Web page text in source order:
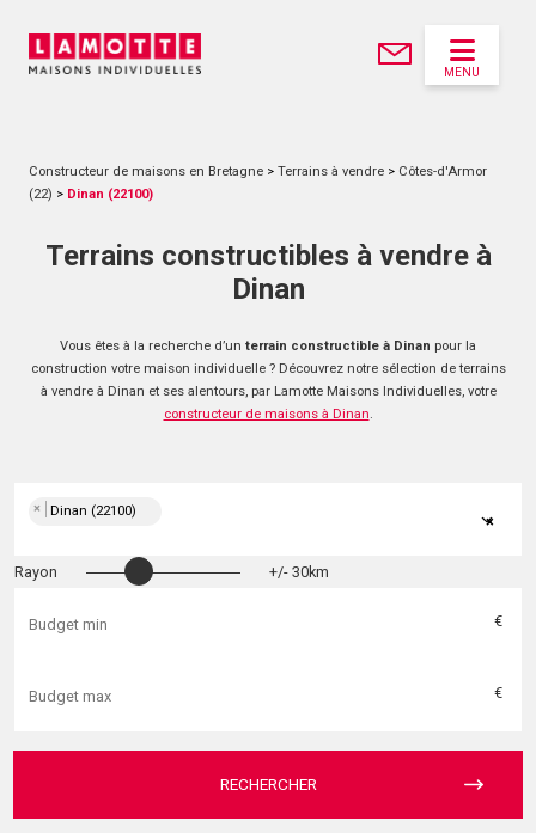
MENU
Constructeur de maisons en Bretagne > Terrains à vendre > Côtes-d'Armor
(22) > Dinan (22100)
Terrains constructibles à vendre à
Dinan
Vous êtes à la recherche d’un terrain constructible à Dinan pour la
construction votre maison individuelle ? Découvrez notre sélection de terrains
à vendre à Dinan et ses alentours, par Lamotte Maisons Individuelles, votre
constructeur de maisons à Dinan.
×
× Dinan (22100)
Rayon +/- 30km
€
€
RECHERCHER